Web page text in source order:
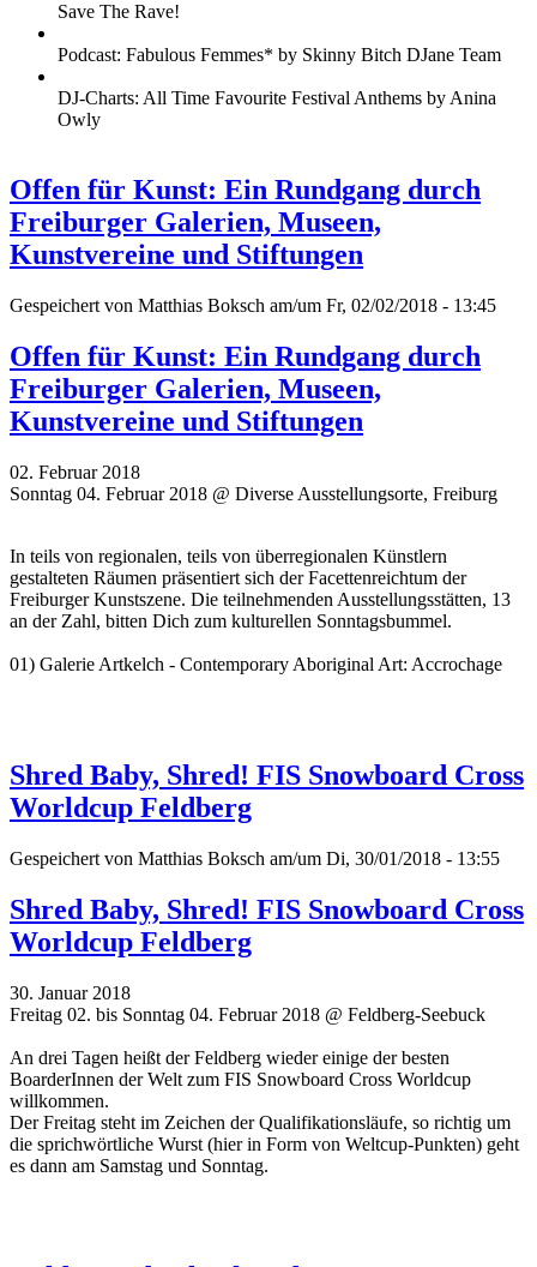
Save The Rave!
Podcast: Fabulous Femmes* by Skinny Bitch DJane Team
DJ-Charts: All Time Favourite Festival Anthems by Anina
Owly
Offen für Kunst: Ein Rundgang durch
Freiburger Galerien, Museen,
Kunstvereine und Stiftungen
Gespeichert von Matthias Boksch am/um Fr, 02/02/2018 - 13:45
Offen für Kunst: Ein Rundgang durch
Freiburger Galerien, Museen,
Kunstvereine und Stiftungen
02. Februar 2018
Sonntag 04. Februar 2018 @ Diverse Ausstellungsorte, Freiburg
In teils von regionalen, teils von überregionalen Künstlern
gestalteten Räumen präsentiert sich der Facettenreichtum der
Freiburger Kunstszene. Die teilnehmenden Ausstellungsstätten, 13
an der Zahl, bitten Dich zum kulturellen Sonntagsbummel.
01) Galerie Artkelch - Contemporary Aboriginal Art: Accrochage
Shred Baby, Shred! FIS Snowboard Cross
Worldcup Feldberg
Gespeichert von Matthias Boksch am/um Di, 30/01/2018 - 13:55
Shred Baby, Shred! FIS Snowboard Cross
Worldcup Feldberg
30. Januar 2018
Freitag 02. bis Sonntag 04. Februar 2018 @ Feldberg-Seebuck
An drei Tagen heißt der Feldberg wieder einige der besten
BoarderInnen der Welt zum FIS Snowboard Cross Worldcup
willkommen.
Der Freitag steht im Zeichen der Qualifikationsläufe, so richtig um
die sprichwörtliche Wurst (hier in Form von Weltcup-Punkten) geht
es dann am Samstag und Sonntag.